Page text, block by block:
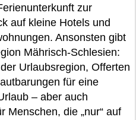
zur
auf kleine Hotels und
Ansonsten gibt
Mährisch-Schlesien:
Urlaubsregion, Offerten
für eine
– aber auch
Menschen, die „nur“ auf